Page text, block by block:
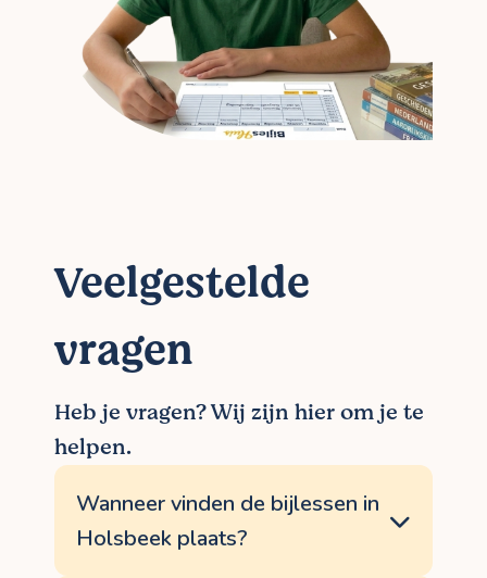
Veelgestelde
vragen
Heb je vragen? Wij zijn hier om je te
helpen.
Wanneer vinden de bijlessen in
Holsbeek plaats?